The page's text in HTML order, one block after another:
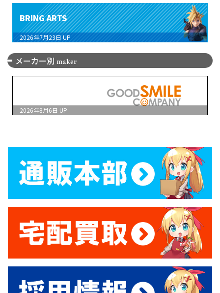
BRING ARTS
2026年7月23日 UP
メーカー別 maker
2026年8月6日 UP